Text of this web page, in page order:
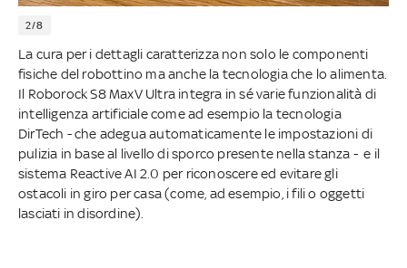
2/8
La cura per i dettagli caratterizza non solo le componenti
fisiche del robottino ma anche la tecnologia che lo alimenta.
Il Roborock S8 MaxV Ultra integra in sé varie funzionalità di
intelligenza artificiale come ad esempio la tecnologia
DirTech - che adegua automaticamente le impostazioni di
pulizia in base al livello di sporco presente nella stanza - e il
sistema Reactive AI 2.0 per riconoscere ed evitare gli
ostacoli in giro per casa (come, ad esempio, i fili o oggetti
lasciati in disordine).